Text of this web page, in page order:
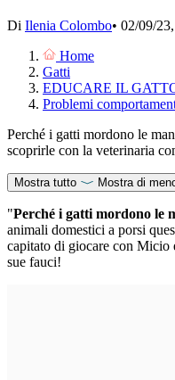
Di Ilenia Colombo• 02/09/
Home
Gatti
EDUCARE IL
Problemi
Perché i gatti mordono le
scoprirle con la veterinaria
Mostra tutto Mostra di
"Perché i gatti mordono le
animali domestici a porsi
capitato di giocare con Micio
sue fauci!